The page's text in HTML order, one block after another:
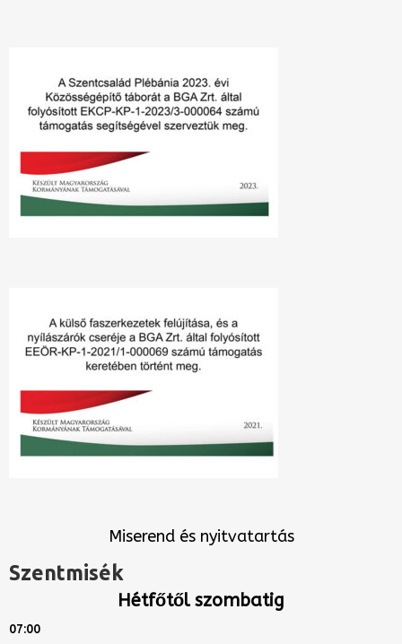
Miserend és nyitvatartás
Szentmisék
Hétfőtől szombatig
07:00